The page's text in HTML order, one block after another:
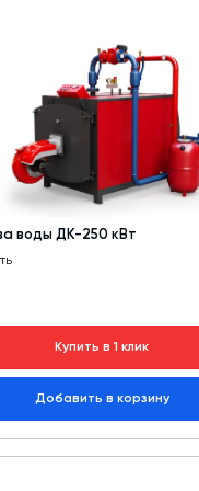
и дозаторов
и комплектующие
производства ЖБИ
загрузчики
комплекс
оборудование
воды ДК-250 кВт
Купить в 1 клик
Добавить в корзину